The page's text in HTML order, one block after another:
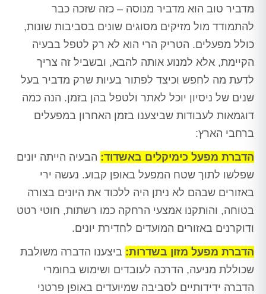
מדביר טוב הוא מדביר מנוסה – כזה שזכה כבר
להתמודד מול מזיקים מסוגים שונים בסביבות שונות,
כולל מפעלים. הטריק הרי הוא לא רק לטפל בבעיה
הקיימת, אלא למנוע אותה להבא, ובשביל זה צריך
לדעת מה לחפש וכיצד לפתור בעיות שרק מדביר בעל
שנים של ניסיון יוכל לאתר ולטפל בהן בזמן. הנה כמה
דוגמאות לעבודות שביצענו בזמן האחרון במפעלים
ברחבי הארץ:
הדברת מפעל כימיקלים באשדוד: הבעיה הייתה יונים
שפלשו לתוך שטח המפעל באופן קבוע. נעשה ירי
באזורים שבהם לא ניתן היה ללכוד את היונים בצורה
בטוחה, והותקנו אמצעי הרחקה כמו רשתות, חוטי רטט
ודוקרנים באזורים המועדים לחדירת יונים.
הדברת מפעל מזון בשדרות: ביצענו הדברה משולבת
שכוללת מניעה, הדרכה לעובדים ושימוש בחומרי
הדברה ידידותיים לסביבה שמיועדים באופן פרטני